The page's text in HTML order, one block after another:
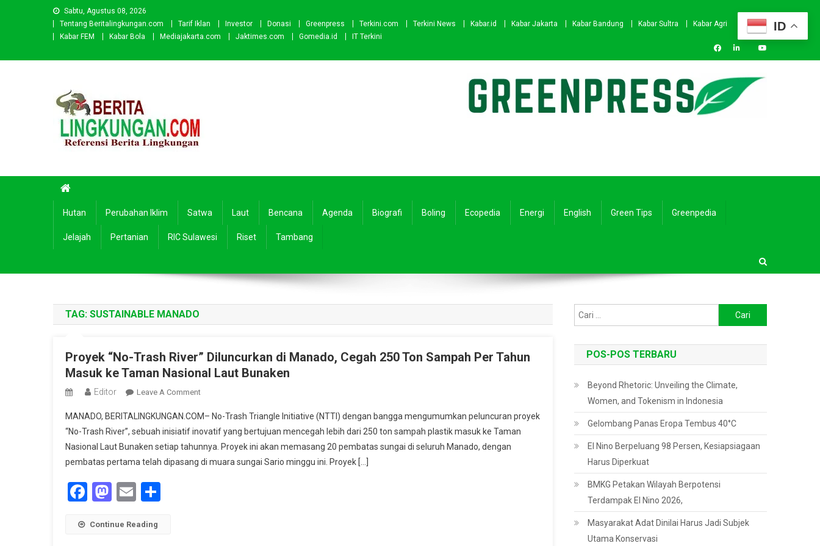
Sabtu, Agustus 08, 2026
Tentang Beritalingkungan.com
Tarif Iklan Investor Donasi Greenpress Terkini.com Terkini News Kabar.id Kabar Jakarta Kabar Bandung Kabar Sultra
Kabar Agri
Kabar FEM
Kabar Bola Mediajakarta.com Jaktimes.com Gomedia.id IT Terkini
Hutan Perubahan Iklim Satwa Laut Bencana Agenda Biografi Boling Ecopedia Energi English Green Tips Greenpedia
Jelajah Pertanian RIC Sulawesi Riset Tambang
TAG: SUSTAINABLE MANADO
Proyek “No-Trash River” Diluncurkan di Manado, Cegah 250 Ton Sampah Per Tahun
Masuk ke Taman Nasional Laut Bunaken
Editor Leave A CommentOn
“No-
Trash
River”
Diluncurkan
MANADO, BERITALINGKUNGAN.COM– No-Trash Triangle Initiative (NTTI) dengan bangga mengumumkan peluncuran proyek
“No-Trash River”, sebuah inisiatif inovatif yang bertujuan mencegah lebih dari 250 ton sampah plastik masuk ke Taman
Nasional Laut Bunaken setiap tahunnya. Proyek ini akan memasang 20 pembatas sungai di seluruh Manado, dengan
pembatas pertama telah dipasang di muara sungai Sario minggu ini. Proyek […]
Facebook
Mastodon
Email
Continue Reading
untuk:
POS-POS TERBARU
Beyond Rhetoric: Unveiling the Climate,
Women, and Tokenism in Indonesia
Gelombang Panas Eropa Tembus 40°C
El Nino Berpeluang 98 Persen, Kesiapsiagaan
Harus Diperkuat
BMKG Petakan Wilayah Berpotensi
Terdampak El Nino 2026,
Masyarakat Adat Dinilai Harus Jadi Subjek
Utama Konservasi
ID